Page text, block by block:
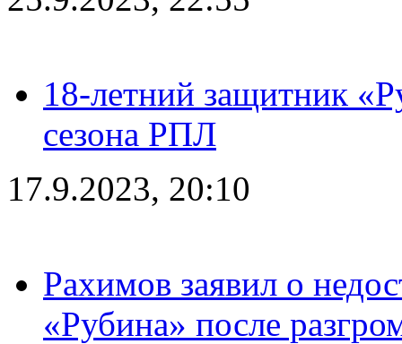
18-летний защитник
сезона РПЛ
17.9.2023, 20:10
Рахимов заявил о
«Рубина» после